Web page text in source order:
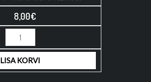
8,00€
LISA KORVI